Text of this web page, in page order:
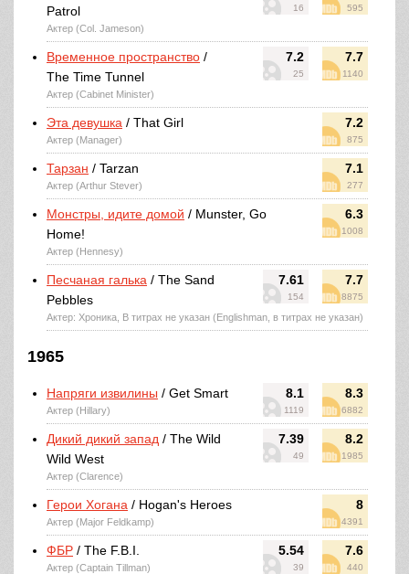
16 595
Patrol
Актер (Col. Jameson)
7.2
25
7.7
1140
Временное пространство /
The Time Tunnel
Актер (Cabinet Minister)
7.2
875
Эта девушка / That Girl
Актер (Manager)
7.1
277
Тарзан / Tarzan
Актер (Arthur Stever)
6.3
1008
Монстры, идите домой / Munster, Go
Home!
Актер (Hennesy)
7.61
154
7.7
8875
Песчаная галька / The Sand
Pebbles
Актер: Хроника, В титрах не указан (Englishman, в титрах не указан)
1965
8.1
1119
8.3
6882
Напряги извилины / Get Smart
Актер (Hillary)
7.39
49
8.2
1985
Дикий дикий запад / The Wild
Wild West
Актер (Clarence)
8
4391
Герои Хогана / Hogan's Heroes
Актер (Major Feldkamp)
5.54
39
7.6
440
ФБР / The F.B.I.
Актер (Captain Tillman)